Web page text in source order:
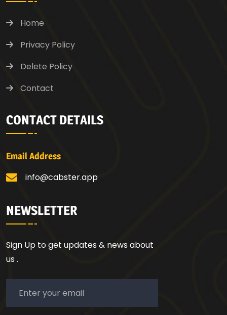
Home
Privacy Policy
Delete Policy
Contact
CONTACT DETAILS
Email Address
info@cabster.app
NEWSLETTER
Sign Up to get updates & news about
us .